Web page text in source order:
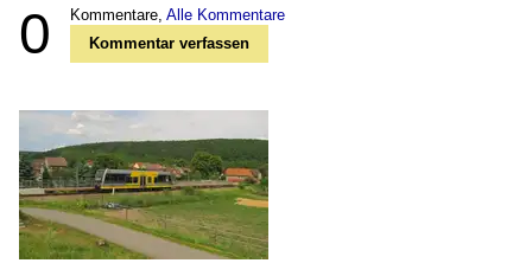
0 Kommentare, Alle Kommentare
Kommentar verfassen